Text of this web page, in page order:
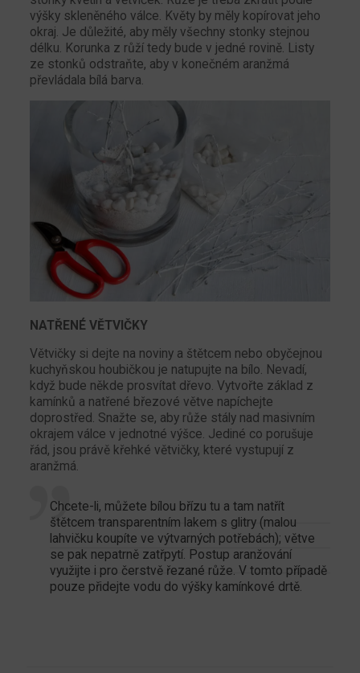
výšky skleněného válce. Květy by měly kopírovat jeho
okraj. Je důležité, aby měly všechny stonky stejnou
délku. Korunka z růží tedy bude v jedné rovině. Listy
ze stonků odstraňte, aby v konečném aranžmá
převládala bílá barva.
NATŘENÉ VĚTVIČKY
Větvičky si dejte na noviny a štětcem nebo obyčejnou
kuchyňskou houbičkou je natupujte na bílo. Nevadí,
když bude někde prosvítat dřevo. Vytvořte základ z
kamínků a natřené březové větve napíchejte
doprostřed. Snažte se, aby růže stály nad masivním
okrajem válce v jednotné výšce. Jediné co porušuje
řád, jsou právě křehké větvičky, které vystupují z
aranžmá.
Chcete-li, můžete bílou břízu tu a tam natřít
štětcem transparentním lakem s glitry (malou
lahvičku koupíte ve výtvarných potřebách); větve
se pak nepatrně zatřpytí. Postup aranžování
využijte i pro čerstvě řezané růže. V tomto případě
pouze přidejte vodu do výšky kamínkové drtě.